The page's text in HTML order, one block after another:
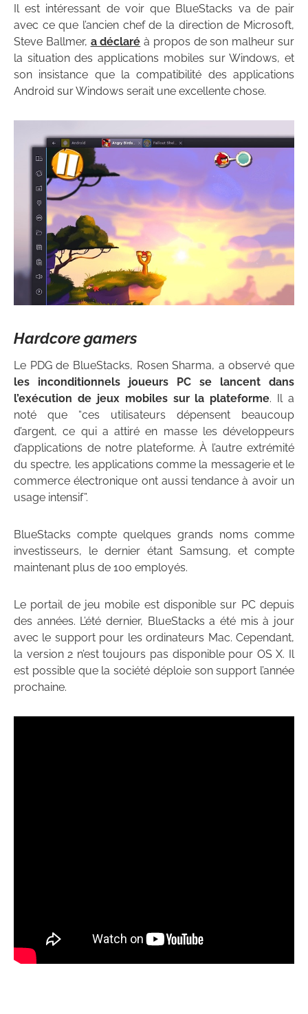
Il est intéressant de voir que BlueStacks va de pair
avec ce que l’ancien chef de la direction de Microsoft,
Steve Ballmer, a déclaré à propos de son malheur sur
la situation des applications mobiles sur Windows, et
son insistance que la compatibilité des applications
Android sur Windows serait une excellente chose.
Hardcore gamers
Le PDG de BlueStacks, Rosen Sharma, a observé que
les inconditionnels joueurs PC se lancent dans
l’exécution de jeux mobiles sur la plateforme. Il a
noté que “ces utilisateurs dépensent beaucoup
d’argent, ce qui a attiré en masse les développeurs
d’applications de notre plateforme. À l’autre extrémité
du spectre, les applications comme la messagerie et le
commerce électronique ont aussi tendance à avoir un
usage intensif”.
BlueStacks compte quelques grands noms comme
investisseurs, le dernier étant Samsung, et compte
maintenant plus de 100 employés.
Le portail de jeu mobile est disponible sur PC depuis
des années. L’été dernier, BlueStacks a été mis à jour
avec le support pour les ordinateurs Mac. Cependant,
la version 2 n’est toujours pas disponible pour OS X. Il
est possible que la société déploie son support l’année
prochaine.